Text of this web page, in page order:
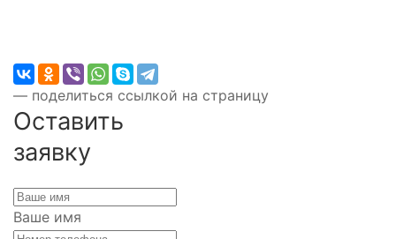
— поделиться ссылкой на страницу
Оставить
заявку
Ваше имя